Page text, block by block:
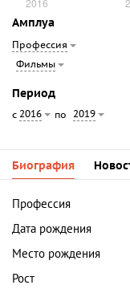
Амплуа
Профессия
Фильмы
Период
с 2016 по 2019
Биография
Профессия
Дата рождения
Место рождения
Рост